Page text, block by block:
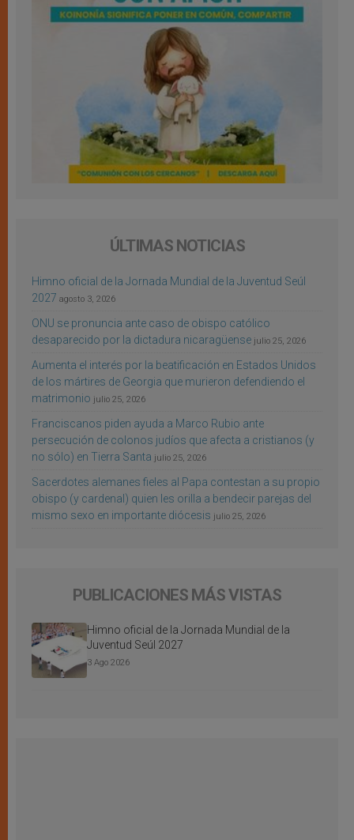
ÚLTIMAS NOTICIAS
Himno oficial de la Jornada Mundial de la Juventud Seúl
2027 agosto 3, 2026
ONU se pronuncia ante caso de obispo católico
desaparecido por la dictadura nicaragüense julio 25, 2026
Aumenta el interés por la beatificación en Estados Unidos
de los mártires de Georgia que murieron defendiendo el
matrimonio julio 25, 2026
Franciscanos piden ayuda a Marco Rubio ante
persecución de colonos judíos que afecta a cristianos (y
no sólo) en Tierra Santa julio 25, 2026
Sacerdotes alemanes fieles al Papa contestan a su propio
obispo (y cardenal) quien les orilla a bendecir parejas del
mismo sexo en importante diócesis julio 25, 2026
PUBLICACIONES MÁS VISTAS
Himno oficial de la Jornada Mundial de la
Juventud Seúl 2027
3 Ago 2026